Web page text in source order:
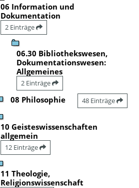
06 Information und
Dokumentation
2 Einträge
06.30 Bibliothekswesen,
Dokumentationswesen:
Allgemeines
2 Einträge
08 Philosophie 48 Einträge
10 Geisteswissenschaften
allgemein
12 Einträge
11 Theologie,
Religionswissenschaft